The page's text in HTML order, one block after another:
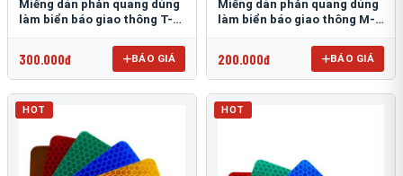
Miếng dán phản quang dùng
làm biển báo giao thông T-
300.000đ BÁO GIÁ
Miếng dán phản quang dùng
làm biển báo giao thông M-
200.000đ BÁO GIÁ
HOT HOT